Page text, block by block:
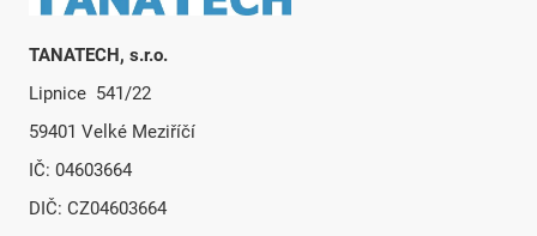
TANATECH, s.r.o.
Lipnice 541/22
59401 Velké Meziříčí
IČ: 04603664
DIČ: CZ04603664